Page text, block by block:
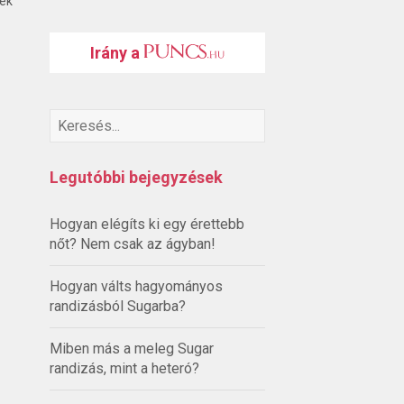
Irány a
Legutóbbi bejegyzések
Hogyan elégíts ki egy érettebb
nőt? Nem csak az ágyban!
Hogyan válts hagyományos
randizásból Sugarba?
Miben más a meleg Sugar
randizás, mint a heteró?